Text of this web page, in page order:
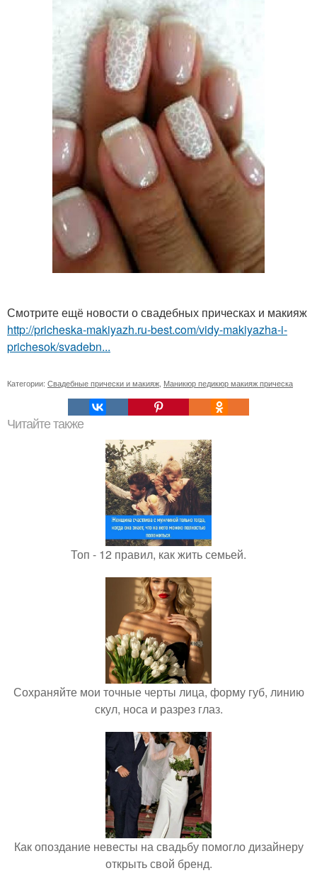
Смотрите ещё новости о свадебных прическах и макияж
http://pricheska-makiyazh.ru-best.com/vidy-makiyazha-i-
prichesok/svadebn...
Категории: Свадебные прически и макияж, Маникюр педикюр макияж прическа
Читайте также
Топ - 12 правил, как жить семьей.
Сохраняйте мои точные черты лица, форму губ, линию
скул, носа и разрез глаз.
Как опоздание невесты на свадьбу помогло дизайнеру
открыть свой бренд.